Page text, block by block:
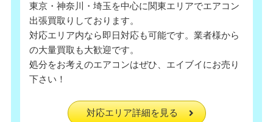
東京・神奈川・埼玉を中心に関東エリアでエアコン
出張買取りしております。
対応エリア内なら即日対応も可能です。業者様から
の大量買取も大歓迎です。
処分をお考えのエアコンはぜひ、エイブイにお売り
下さい！
対応エリア詳細を見る